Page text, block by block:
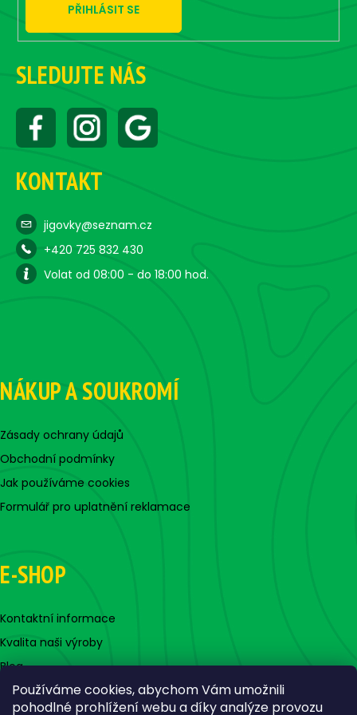
Používáme cookies, abychom Vám umožnili
pohodlné prohlížení webu a díky analýze provozu
s
PŘIHLÁSIT SE
SLEDUJTE NÁS
KONTAKT
jigovky@seznam.cz
+420 725 832 430
Volat od 08:00 - do 18:00 hod.
NÁKUP A SOUKROMÍ
Zásady ochrany údajů
Obchodní podmínky
Jak používáme cookies
Formulář pro uplatnění reklamace
E-SHOP
Kontaktní informace
Kvalita naši výroby
Blog